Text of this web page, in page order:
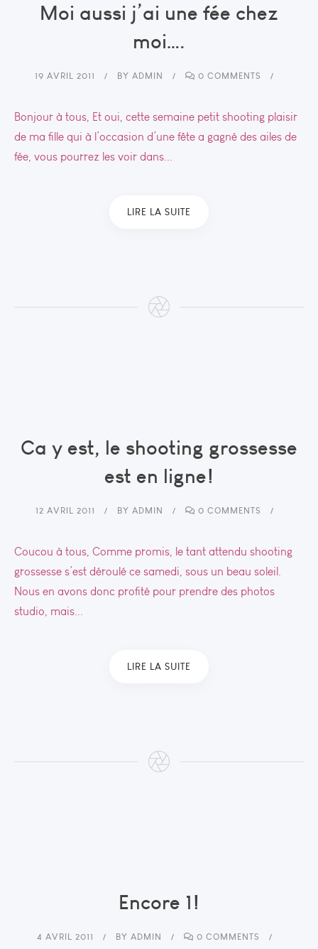
Moi aussi j’ai une fée chez
moi….
19 AVRIL 2011 BY ADMIN 0 COMMENTS
Bonjour à tous, Et oui, cette semaine petit shooting plaisir
de ma fille qui à l’occasion d’une fête a gagné des ailes de
fée, vous pourrez les voir dans...
LIRE LA SUITE
Ca y est, le shooting grossesse
est en ligne!
12 AVRIL 2011 BY ADMIN 0 COMMENTS
Coucou à tous, Comme promis, le tant attendu shooting
grossesse s’est déroulé ce samedi, sous un beau soleil.
Nous en avons donc profité pour prendre des photos
studio, mais...
LIRE LA SUITE
Encore 1!
4 AVRIL 2011 BY ADMIN 0 COMMENTS